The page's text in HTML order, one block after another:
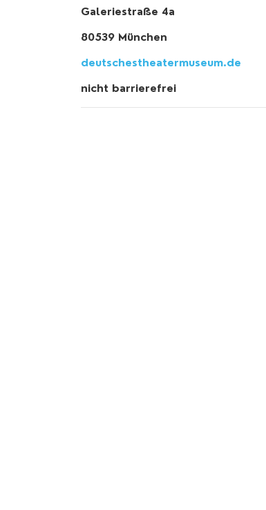
Galeriestraße 4a
80539 München
deutschestheatermuseum.de
nicht barrierefrei